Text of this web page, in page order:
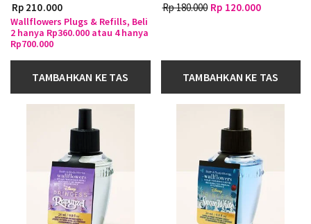
Rp 210.000
Wallflowers Plugs & Refills, Beli
2 hanya Rp360.000 atau 4 hanya
Rp700.000
TAMBAHKAN KE TAS
Rp 180.000 Rp 120.000
TAMBAHKAN KE TAS